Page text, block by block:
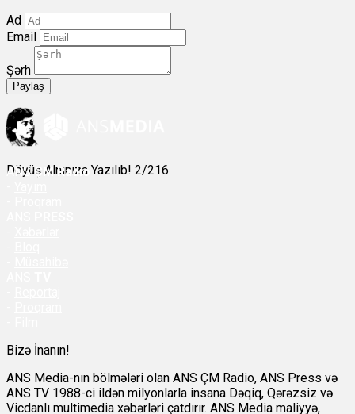
Ad
Email
Şərh
Paylaş
Döyüş Alnınıza Yazılıb! 2/216
ANSÇM Radio
Bizə İnanın!
ANS Media-nın bölmələri olan ANS ÇM Radio, ANS Press və
ANS TV 1988-ci ildən milyonlarla insana Dəqiq, Qərəzsiz və
Vicdanlı multimedia xəbərləri çatdırır. ANS Media maliyyə,